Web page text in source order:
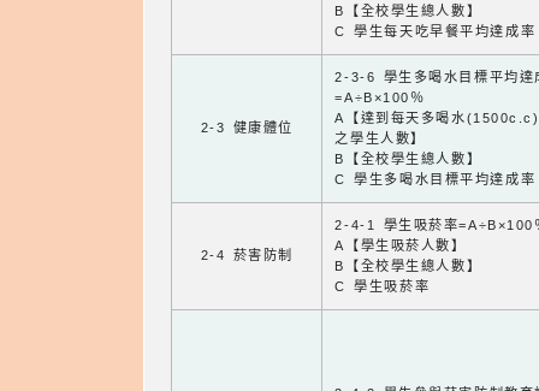
B【全校學生總人數】
C 學生每天吃早餐平均達成率
2-3 健康體位
2-3-6 學生多喝水目標平均達
=A÷B×100％
A【達到每天多喝水
之學生人數】
B【全校學生總人數】
C 學生多喝水目標平均達成率
2-4 菸害防制
2-4-1 學生吸菸率=A÷B×100
A【學生吸菸人數】
B【全校學生總人數】
C 學生吸菸率